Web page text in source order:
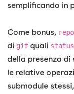
semplificando in
Come bonus, repo
di git quali status
della presenza di
le relative
submodule